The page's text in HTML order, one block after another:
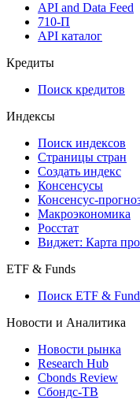
API and Data Feed
710-П
API каталог
Кредиты
Поиск кредитов
Индексы
Поиск индексов
Страницы стран
Создать индекс
Консенсусы
Консенсус-
Макроэкономика
Росстат
Виджет: Карта
ETF & Funds
Поиск ETF &
Новости и Аналитика
Новости рынка
Research Hub
Cbonds Review
Сбондс-ТВ